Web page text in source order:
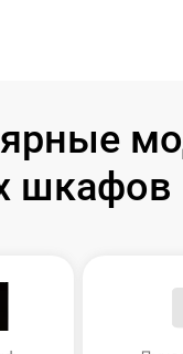
шкафов